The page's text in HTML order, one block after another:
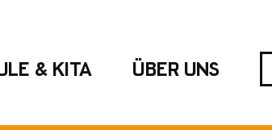
& KITA ÜBER UNS